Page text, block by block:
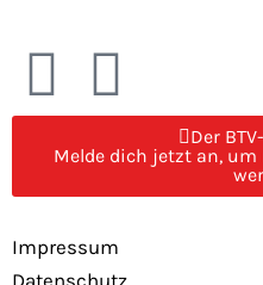
F
a
c
e
I
n
s
t
Der
Melde dich jetzt an,
Impressum
Datenschutz